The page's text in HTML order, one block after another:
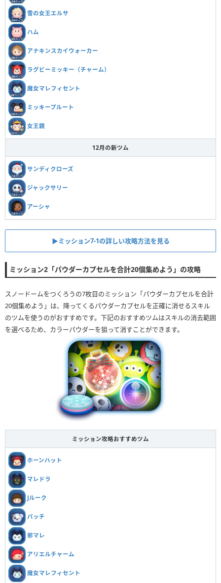
雪の女王エルサ
ハム
アナキンスカイウォーカー
ラグビーミッキー（チャーム）
魔女マレフィセント
ミッキープルート
女王鏡
12月の新ツム
サンディクローズ
ジャックサリー
アーシャ
▶︎ミッション7-1の詳しい攻略方法を見る
ミッション2「パウダーカプセルを合計20個集めよう」の攻略
スノードームをつくろうの7枚目のミッション「パウダーカプセルを合計
20個集めよう」は、降ってくるパウダーカプセルを正確に消せるスキル
のツムを使うのがおすすめです。下記のおすすめツムはスキルの消去範囲
を選べるため、カラーパウダーを狙って消すことができます。
ミッション攻略おすすめツム
ホーンハット
マレドラ
Jルーク
パッチ
邪マレ
アリエルチャーム
魔女マレフィセント